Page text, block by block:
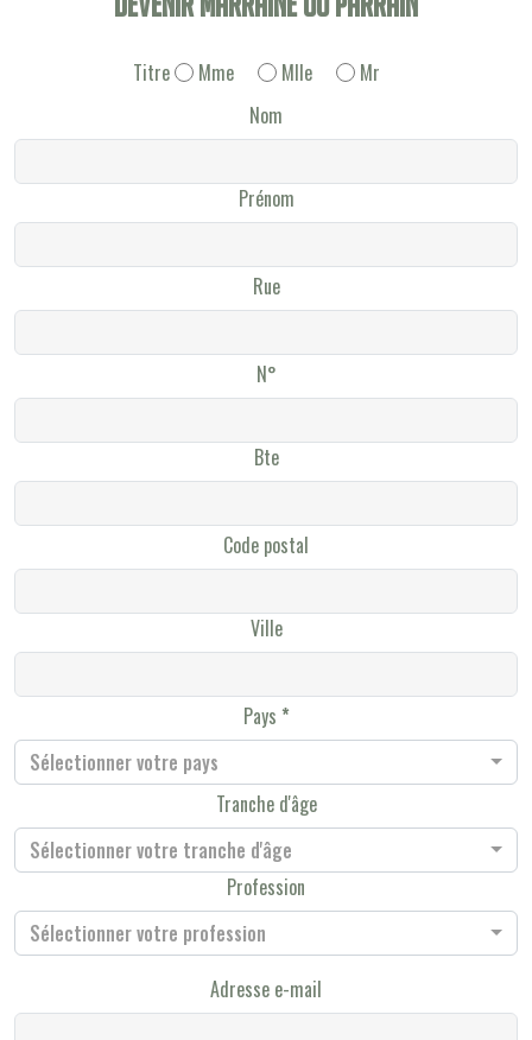
Titre Mme Mlle
Mr
Nom
Prénom
Rue
N°
Bte
Code postal
Ville
Pays
Sélectionner votre pays
Tranche d'âge
Sélectionner votre tranche d'âge
Profession
Sélectionner votre profession
Adresse e-mail